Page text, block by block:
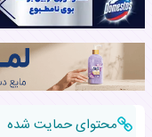
محتوای حمایت شده